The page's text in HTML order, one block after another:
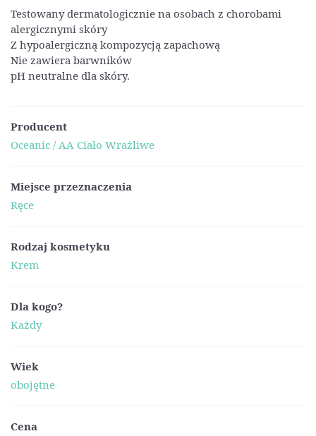
Testowany dermatologicznie na osobach z chorobami
alergicznymi skóry
Z hypoalergiczną kompozycją zapachową
Nie zawiera barwników
pH neutralne dla skóry.
Producent
Oceanic / AA Ciało Wrażliwe
Miejsce przeznaczenia
Ręce
Rodzaj kosmetyku
Krem
Dla kogo?
Każdy
Wiek
obojętne
Cena